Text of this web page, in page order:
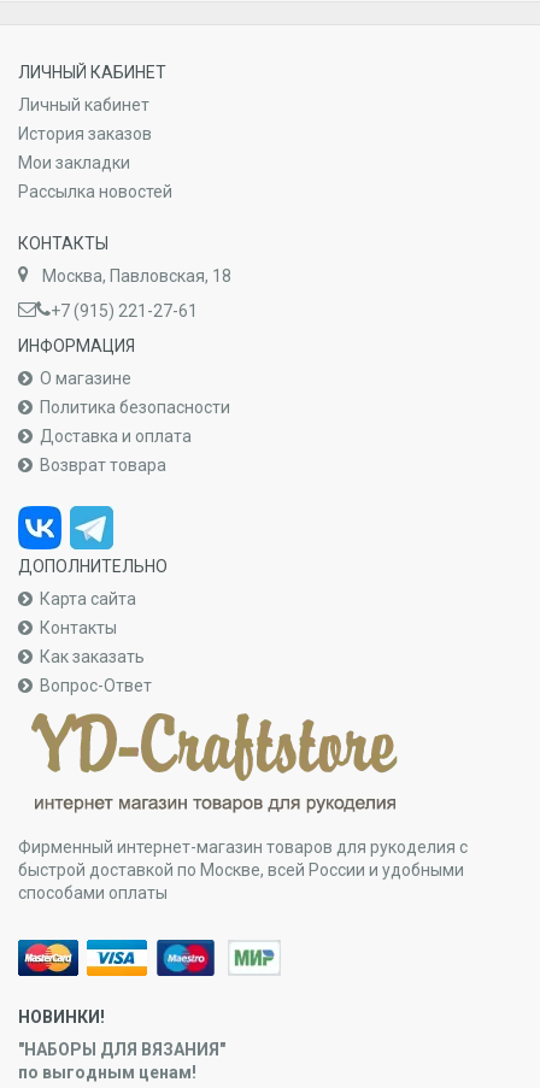
ЛИЧНЫЙ КАБИНЕТ
Личный кабинет
История заказов
Мои закладки
Рассылка новостей
КОНТАКТЫ
Москва, Павловская, 18
+7 (915) 221-27-61
ИНФОРМАЦИЯ
О магазине
Политика безопасности
Доставка и оплата
Возврат товара
ДОПОЛНИТЕЛЬНО
Карта сайта
Контакты
Как заказать
Вопрос-Ответ
Фирменный интернет-магазин товаров для рукоделия с
быстрой доставкой по Москве, всей России и удобными
способами оплаты
НОВИНКИ!
"НАБОРЫ ДЛЯ ВЯЗАНИЯ"
по выгодным ценам!